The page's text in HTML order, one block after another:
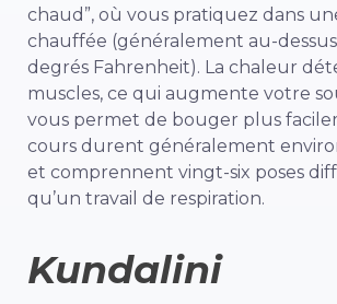
chaud”, où vous pratiquez dans
chauffée (généralement au-
degrés Fahrenheit). La chaleur
muscles, ce qui augmente votre
vous permet de bouger plus
cours durent généralement
et comprennent vingt-six poses
qu’un travail de respiration.
Kundalini